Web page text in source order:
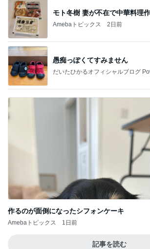
モト冬樹 妻が不在で中華料理
Amebaトピックス 2日前
愚痴っぽくてすみません
だいたひかるオフィシャルブログ
作るのが面倒になったシフォンケーキ
Amebaトピックス 1日前
記事を読む